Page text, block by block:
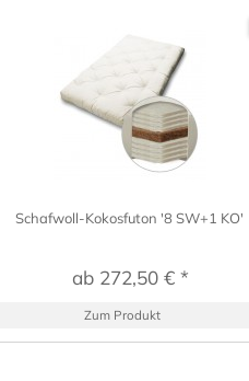
Schafwoll-Kokosfuton '8 SW+1 KO'
ab 272,50 € *
Zum Produkt